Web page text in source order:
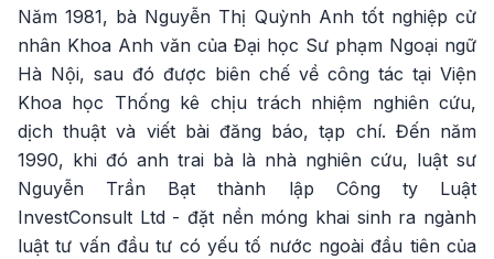
Năm 1981, bà Nguyễn Thị Quỳnh Anh tốt nghiệp cử
nhân Khoa Anh văn của Đại học Sư phạm Ngoại ngữ
Hà Nội, sau đó được biên chế về công tác tại Viện
Khoa học Thống kê chịu trách nhiệm nghiên cứu,
dịch thuật và viết bài đăng báo, tạp chí. Đến năm
1990, khi đó anh trai bà là nhà nghiên cứu, luật sư
Nguyễn Trần Bạt thành lập Công ty Luật
InvestConsult Ltd - đặt nền móng khai sinh ra ngành
luật tư vấn đầu tư có yếu tố nước ngoài đầu tiên của